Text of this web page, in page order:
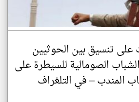
تنسيق بين الحوثيين
الصومالية للسيطرة على
المندب – في التلغراف